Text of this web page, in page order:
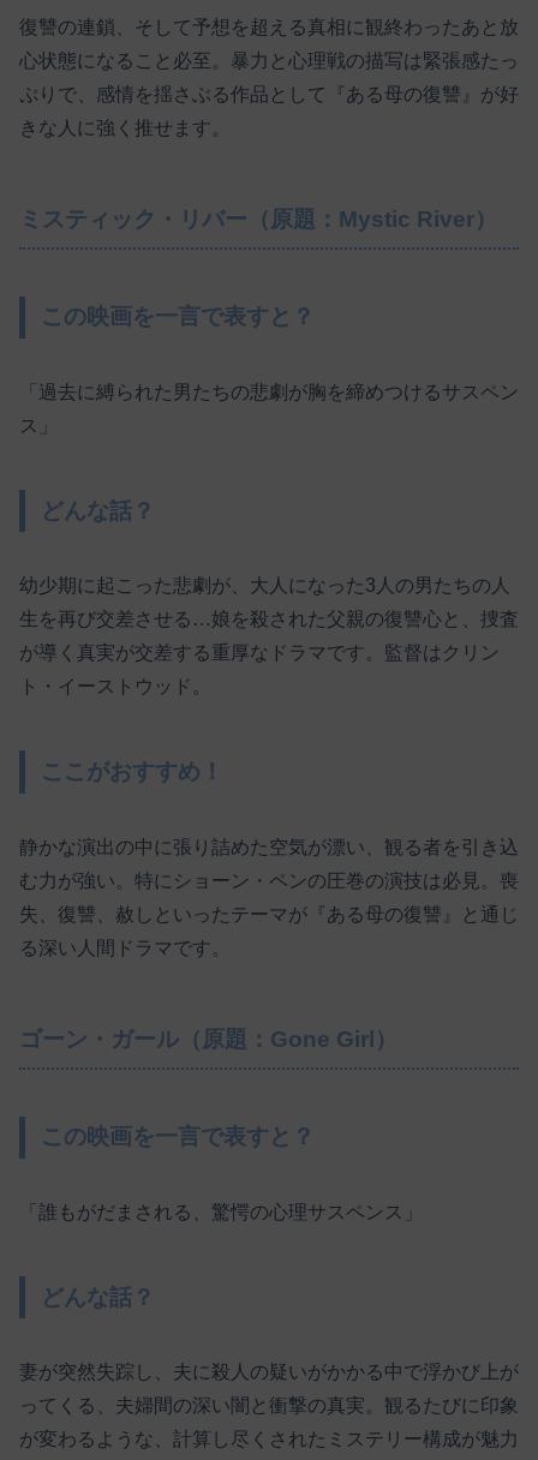
復讐の連鎖、そして予想を超える真相に観終わったあと放
心状態になること必至。暴力と心理戦の描写は緊張感たっ
ぷりで、感情を揺さぶる作品として『ある母の復讐』が好
きな人に強く推せます。
ミスティック・リバー（原題：Mystic River）
この映画を一言で表すと？
「過去に縛られた男たちの悲劇が胸を締めつけるサスペン
ス」
どんな話？
幼少期に起こった悲劇が、大人になった3人の男たちの人
生を再び交差させる…娘を殺された父親の復讐心と、捜査
が導く真実が交差する重厚なドラマです。監督はクリン
ト・イーストウッド。
ここがおすすめ！
静かな演出の中に張り詰めた空気が漂い、観る者を引き込
む力が強い。特にショーン・ペンの圧巻の演技は必見。喪
失、復讐、赦しといったテーマが『ある母の復讐』と通じ
る深い人間ドラマです。
ゴーン・ガール（原題：Gone Girl）
この映画を一言で表すと？
「誰もがだまされる、驚愕の心理サスペンス」
どんな話？
妻が突然失踪し、夫に殺人の疑いがかかる中で浮かび上が
ってくる、夫婦間の深い闇と衝撃の真実。観るたびに印象
が変わるような、計算し尽くされたミステリー構成が魅力